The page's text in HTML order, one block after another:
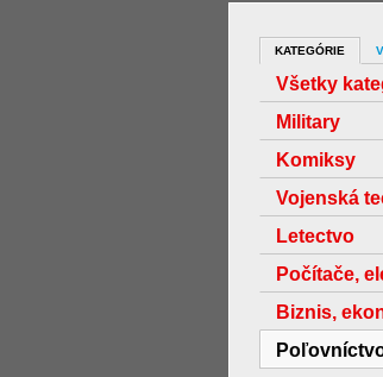
KATEGÓRIE
Všetky
Military
Komiksy
Vojenská
Letectvo
Počítače,
Biznis,